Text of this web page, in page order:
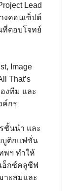
Lead
งคอนเซ็ปต์
ที่ตอบโจทย์
Image
That’s
งทีม และ
ค์กร
ชั้นนำ และ
บูติกแฟชั่น
พฯ ทำให้
อ็กซ์คลูซีฟ
าะสมและ